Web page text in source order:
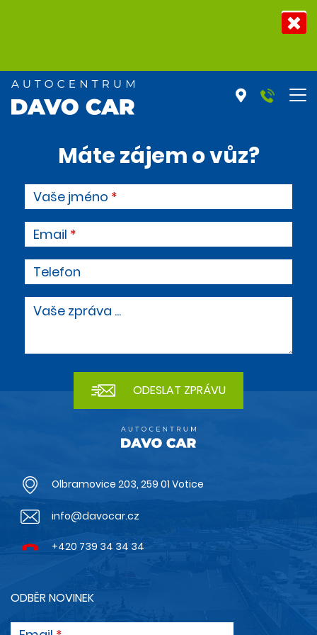
Máte zájem o vůz?
Vaše jméno
Email
Telefon
Vaše zpráva ...
Olbramovice 203, 259 01 Votice
info@davocar.cz
+420 739 34 34 34
ODBĚR NOVINEK